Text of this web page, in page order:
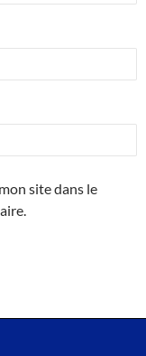
site dans le